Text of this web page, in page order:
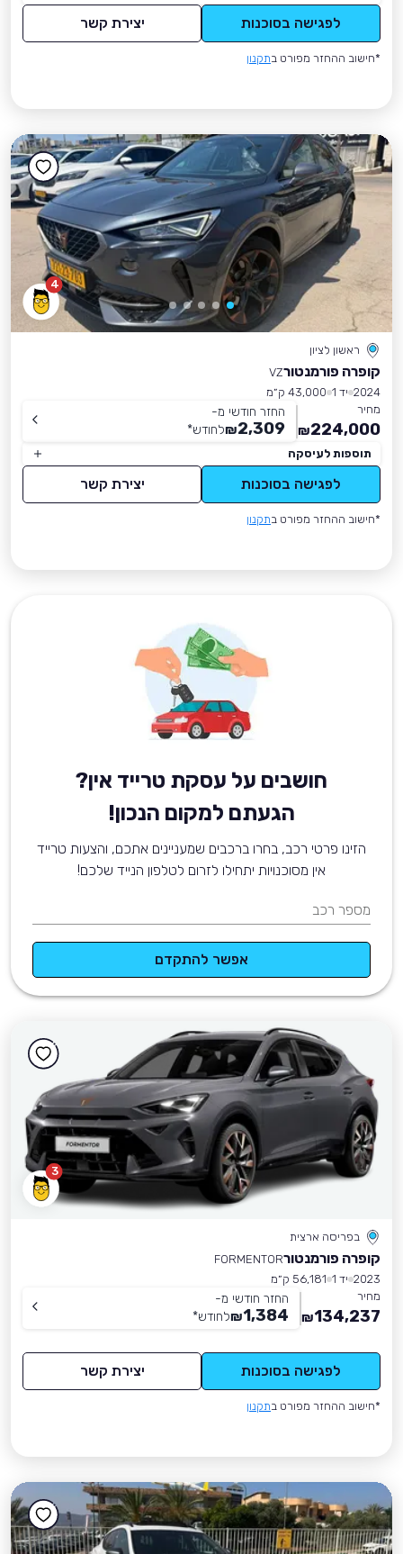
לפגישה בסוכנות יצירת קשר
*חישוב ההחזר מפורט בתקנון
4
ראשון לציון
קופרה פורמנטורVZ
2024 יד 1
43,000 ק״מ
מחיר
224,000
₪
החזר חודשי מ-
2,309
₪לחודש*
תוספות לעיסקה
לפגישה בסוכנות יצירת קשר
*חישוב ההחזר מפורט בתקנון
חושבים על עסקת טרייד אין?
הגעתם למקום הנכון!
הזינו פרטי רכב, בחרו ברכבים שמעניינים אתכם, והצעות טרייד
אין מסוכנויות יתחילו לזרום לטלפון הנייד שלכם!
מספר רכב
אפשר להתקדם
3
בפריסה ארצית
קופרה פורמנטורFORMENTOR
2023 יד 1
56,181 ק״מ
מחיר
134,237
₪
החזר חודשי מ-
1,384
₪לחודש*
לפגישה בסוכנות יצירת קשר
*חישוב ההחזר מפורט בתקנון